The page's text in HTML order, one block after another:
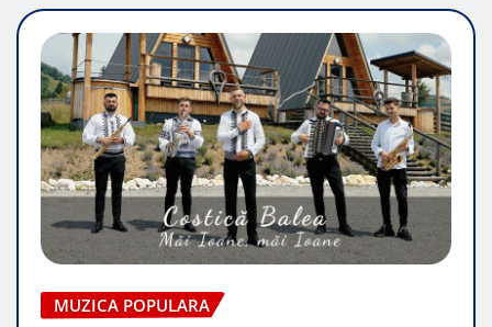
MUZICA POPULARA